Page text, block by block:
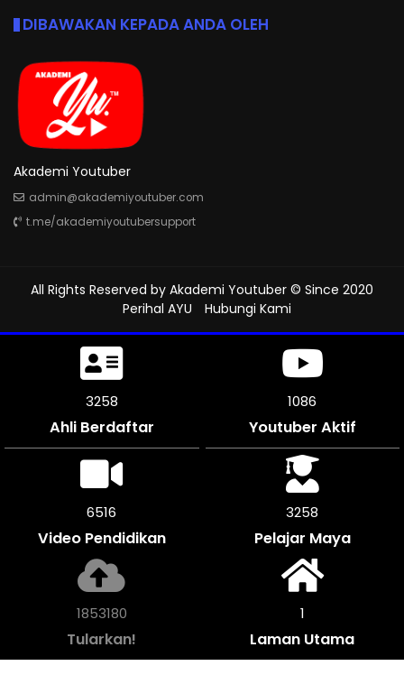
DIBAWAKAN KEPADA ANDA OLEH
Akademi Youtuber
admin@akademiyoutuber.com
t.me/akademiyoutubersupport
All Rights Reserved by Akademi Youtuber © Since 2020
Perihal AYU
Hubungi Kami
3633
Ahli Berdaftar
1210
Youtuber Aktif
7260
Video Pendidikan
3630
Pelajar Maya
2066680
Tularkan!
1
Laman Utama